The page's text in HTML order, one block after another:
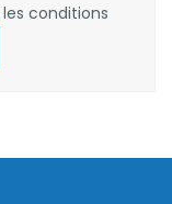
conditions